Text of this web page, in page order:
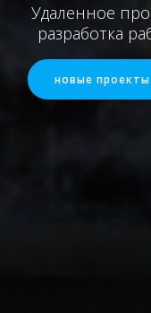
Удаленное
разработка
новые проекты